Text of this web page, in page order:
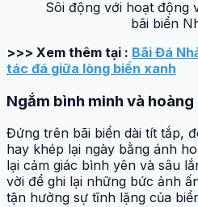
Sôi động với hoạt động
bãi biển
>>> Xem thêm tại : Bãi Đá
tác đá giữa lòng biển xanh
Ngắm bình minh và hoàng
Đứng trên bãi biển dài tít tắp,
hay khép lại ngày bằng ánh
lại cảm giác bình yên và sâu
vời để ghi lại những bức ảnh
tận hưởng sự tĩnh lặng của